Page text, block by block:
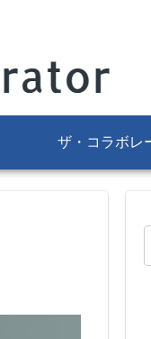
ザ・コラボレ